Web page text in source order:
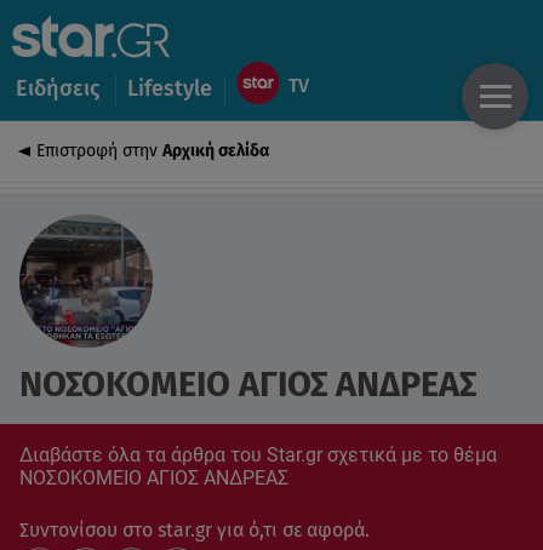
Ειδήσεις Lifestyle
Επιστροφή στην Αρχική σελίδα
ΝΟΣΟΚΟΜΕΙΟ ΑΓΙΟΣ ΑΝΔΡΕΑΣ
Διαβάστε όλα τα άρθρα του Star.gr σχετικά με το θέμα
ΝΟΣΟΚΟΜΕΙΟ ΑΓΙΟΣ ΑΝΔΡΕΑΣ
Συντονίσου στο star.gr για ό,τι σε αφορά.